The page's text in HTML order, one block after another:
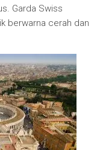
Garda Swiss
berwarna cerah dan